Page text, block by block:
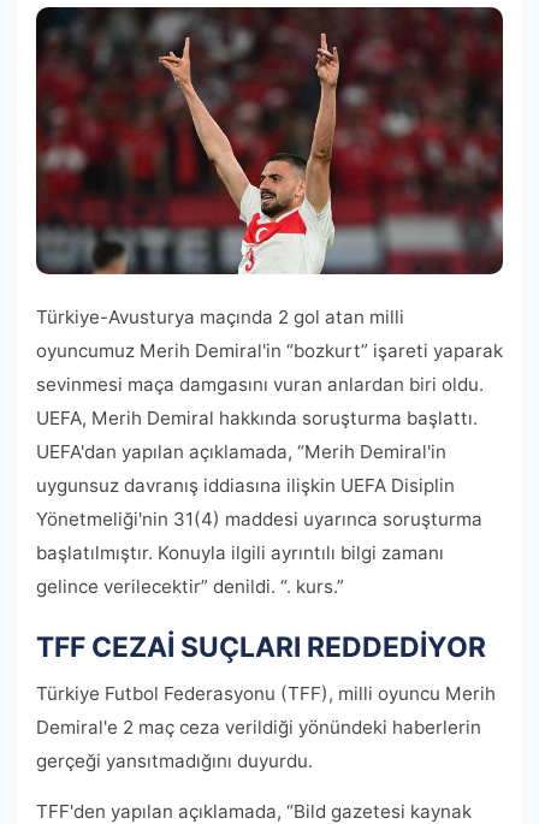
Türkiye-Avusturya maçında 2 gol atan milli
oyuncumuz Merih Demiral'in “bozkurt” işareti yaparak
sevinmesi maça damgasını vuran anlardan biri oldu.
UEFA, Merih Demiral hakkında soruşturma başlattı.
UEFA'dan yapılan açıklamada, “Merih Demiral'in
uygunsuz davranış iddiasına ilişkin UEFA Disiplin
Yönetmeliği'nin 31(4) maddesi uyarınca soruşturma
başlatılmıştır. Konuyla ilgili ayrıntılı bilgi zamanı
gelince verilecektir” denildi. “. kurs.”
TFF CEZAİ SUÇLARI REDDEDİYOR
Türkiye Futbol Federasyonu (TFF), milli oyuncu Merih
Demiral'e 2 maç ceza verildiği yönündeki haberlerin
gerçeği yansıtmadığını duyurdu.
TFF'den yapılan açıklamada, “Bild gazetesi kaynak